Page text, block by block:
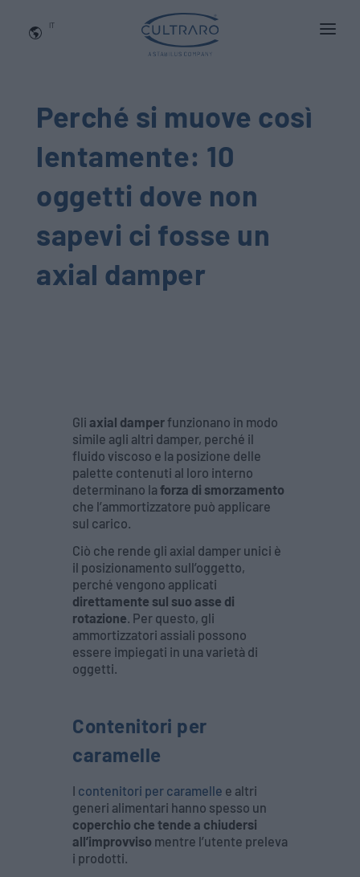
IT
APPLICAZIONI
NEWS
BLOG
QUALITA' E INNOVAZIONE
Contattaci
Perché si muove così
lentamente: 10
oggetti dove non
sapevi ci fosse un
axial damper
Gli axial damperfunzionano in modo
simile agli altri damper, perché il
fluido viscoso e la posizione delle
palette contenuti al loro interno
determinano la forza di smorzamento
che l’ammortizzatore può applicare
sul carico.
Ciò che rende gli axial damper unici è
il posizionamento sull’oggetto,
perché vengono applicati
direttamente sul suo asse di
rotazione. Per questo, gli
ammortizzatori assiali possono
essere impiegati in una varietà di
oggetti.
Contenitori per
caramelle
I contenitori per caramelle e altri
generi alimentari hanno spesso un
coperchio che tende a chiudersi
all’improvviso mentre l’utente preleva
i prodotti.